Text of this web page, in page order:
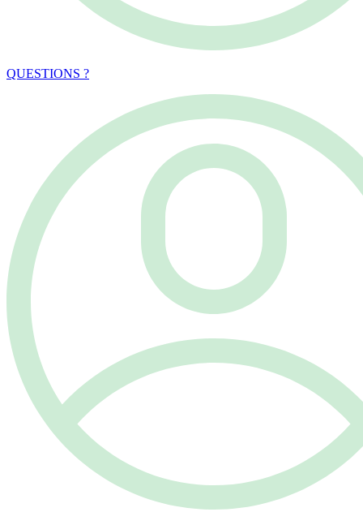
QUESTIONS ?